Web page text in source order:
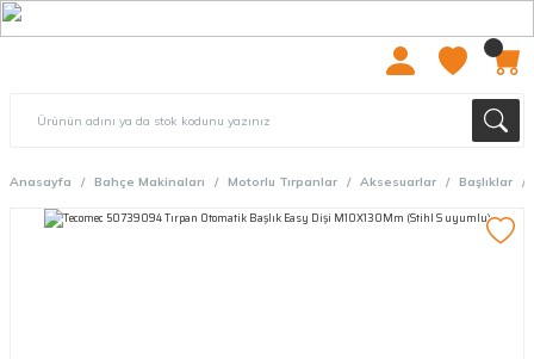
Anasayfa Bahçe Makinaları Motorlu Tırpanlar Aksesuarlar Başlıklar